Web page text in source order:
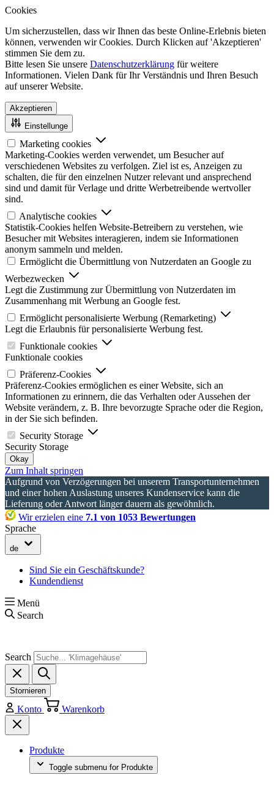
Cookies
Um sicherzustellen, dass wir Ihnen das beste Online-Erlebnis bieten
können, verwenden wir Cookies. Durch Klicken auf 'Akzeptieren'
stimmen Sie dem zu.
Bitte lesen Sie unsere Datenschutzerklärung für weitere
Informationen. Vielen Dank für Ihr Verständnis und Ihren Besuch
auf unserer Website.
Akzeptieren
Einstellunge
Marketing cookies
Marketing-Cookies werden verwendet, um Besucher auf
verschiedenen Websites zu verfolgen. Ziel ist es, Anzeigen zu
schalten, die für den einzelnen Nutzer relevant und ansprechend
sind und damit für Verlage und dritte Werbetreibende wertvoller
sind.
Analytische cookies
Statistik-Cookies helfen Website-Betreibern zu verstehen, wie
Besucher mit Websites interagieren, indem sie Informationen
anonym sammeln und melden.
Ermöglicht die Übermittlung von Nutzerdaten an Google zu
Werbezwecken
Legt die Zustimmung zur Übermittlung von Nutzerdaten im
Zusammenhang mit Werbung an Google fest.
Ermöglicht personalisierte Werbung (Remarketing)
Legt die Erlaubnis für personalisierte Werbung fest.
Funktionale cookies
Funktionale cookies
Präferenz-Cookies
Präferenz-Cookies ermöglichen es einer Website, sich an
Informationen zu erinnern, die das Verhalten oder Aussehen der
Website verändern, z. B. Ihre bevorzugte Sprache oder die Region,
in der Sie sich befinden.
Security Storage
Security Storage
Okay
Zum Inhalt springen
Aufgrund von Verzögerungen bei unserem Transportunternehmen
und einer hohen Auslastung unseres Kundenservice kann die
Lieferung oder Antwort länger dauern als gewöhnlich.
Wir erzielen eine 7.1 von 1053 Bewertungen
Sprache
de
Sind Sie ein Geschäftskunde?
Kundendienst
Menü
Search
Search
Stornieren
Konto Warenkorb
Produkte
Toggle submenu for Produkte